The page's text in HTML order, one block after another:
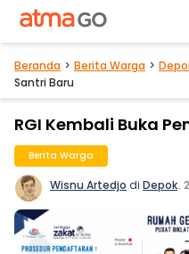
Beranda Berita Warga
Santri Baru
RGI Kembali Buka
Berita Warga
Wisnu Artedjo di Depok.